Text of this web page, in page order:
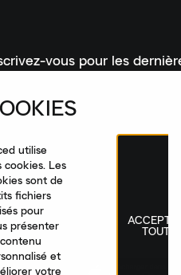
vous pour les
vous à la newsletter
nouveautés, collections
de produits sur
France|Français
utilise
cookies. Les
sont de
fichiers
pour
présenter
et
votre
ACCEPTER
TOUT